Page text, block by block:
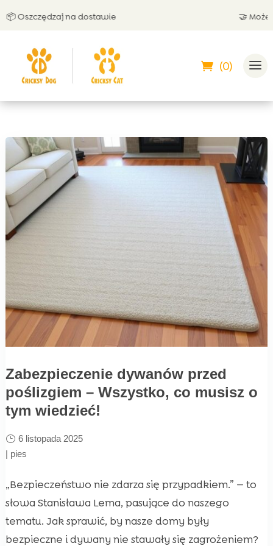
na dostawie 🤝 Możesz
(0)
Zabezpieczenie dywanów przed
poślizgiem – Wszystko, co musisz o
tym wiedzieć!
6 listopada 2025
| pies
„Bezpieczeństwo nie zdarza się przypadkiem.” — to
słowa Stanisława Lema, pasujące do naszego
tematu. Jak sprawić, by nasze domy były
bezpieczne i dywany nie stawały się zagrożeniem?